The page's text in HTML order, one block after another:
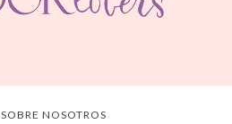
SOBRE NOSOTROS